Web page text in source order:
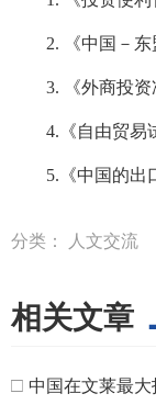
2. 《中国－
3. 《外商投
4.《自由贸易
5.《中国的出
分类： 人文交流
相关文章
□ 中国在文莱最